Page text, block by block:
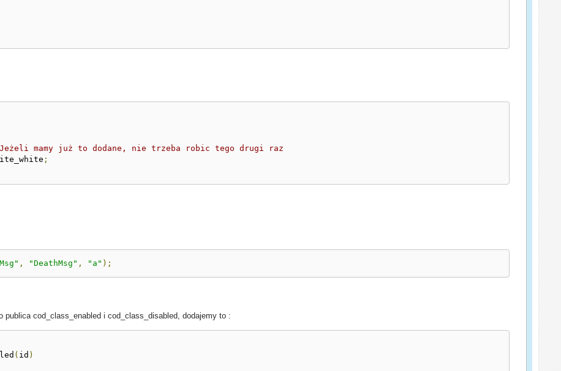
mamy już to dodane, nie trzeba robic tego drugi raz
;
, "DeathMsg" , "a" );
publica cod_class_enabled i cod_class_disabled, dodajemy to :
( id )